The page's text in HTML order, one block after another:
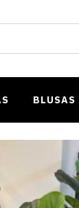
BLUSAS